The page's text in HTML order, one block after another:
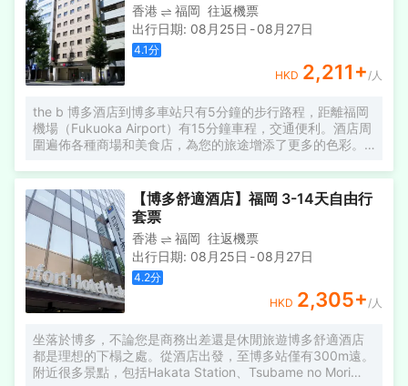
香港 福岡 往返機票
出行日期: 08月25日 -08月27日
4.1分
HKD 2,211+ /人
the b 博多酒店到博多車站只有5分鐘的步行路程，距離福岡
機場（Fukuoka Airport）有15分鐘車程，交通便利。酒店周
圍遍佈各種商場和美食店，為您的旅途增添了更多的色彩。
每間客房均設有空調、液晶電視、電熱水壺和冰箱。客人可
以觀看視頻點播電影、品嚐綠茶或在設有衞浴設施的浴室內
沐浴。 距離Fukuoka Tower塔有15分鐘的車程，距離博多運
河（Hakata Canal）有15分鐘的步行路程。
【博多舒適酒店】福岡 3-14天自由行
套票
香港 福岡 往返機票
出行日期: 08月25日 -08月27日
4.2分
HKD 2,305+ /人
坐落於博多，不論您是商務出差還是休閒旅遊博多舒適酒店
都是理想的下榻之處。從酒店出發，至博多站僅有300m遠。
附近很多景點，包括Hakata Station、Tsubame no Mori